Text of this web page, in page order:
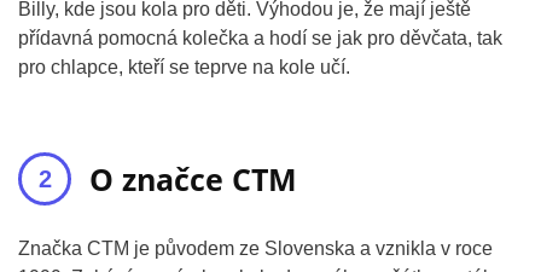
Billy, kde jsou kola pro děti. Výhodou je, že mají ještě
přídavná pomocná kolečka a hodí se jak pro děvčata, tak
pro chlapce, kteří se teprve na kole učí.
O značce CTM
Značka CTM je původem ze Slovenska a vznikla v roce